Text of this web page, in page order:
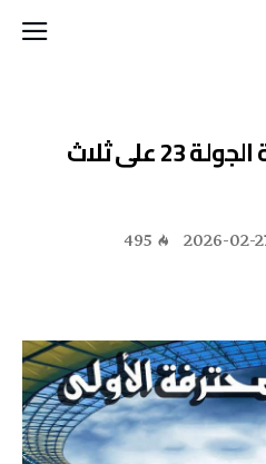
الرابطة الأولى: روزنامة الجولة 23 على ثلاث
2026-02-
495